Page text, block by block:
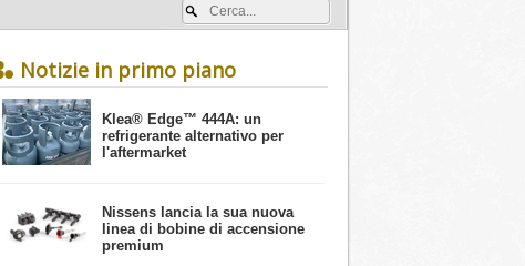
Notizie in primo piano
​Klea® Edge™ 444A: un
refrigerante alternativo per
l'aftermarket
Nissens lancia la sua nuova
linea di bobine di accensione
premium